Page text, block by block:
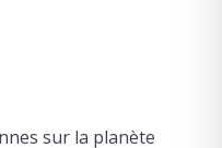
sur la planète